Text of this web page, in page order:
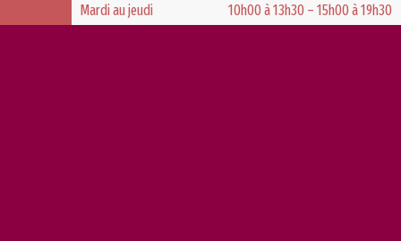
Mardi au jeudi
10h00 à 13h30 – 15h00 à 19h30